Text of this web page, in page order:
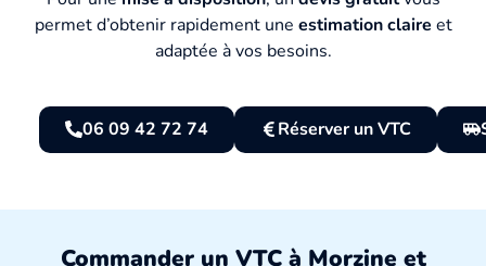
permet d’obtenir rapidement une estimation claire et
adaptée à vos besoins.
06 09 42 72 74 Réserver un VTC
Commander un VTC à Morzine et